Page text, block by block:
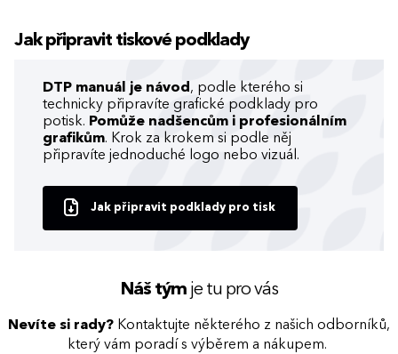
Jak připravit tiskové podklady
DTP manuál je návod , podle kterého si
technicky připravíte grafické podklady pro
potisk. Pomůže nadšencům i profesionálním
grafikům. Krok za krokem si podle něj
připravíte jednoduché logo nebo vizuál.
Jak připravit podklady pro tisk
Náš týmje tu pro vás
Nevíte si rady? Kontaktujte některého z našich odborníků,
který vám poradí s výběrem a nákupem.